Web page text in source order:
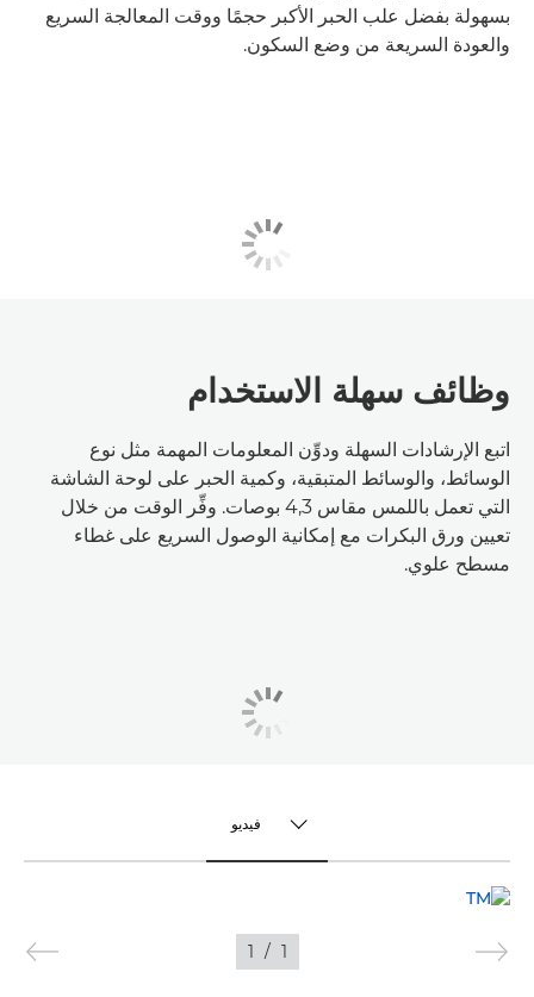
بسهولة بفضل علب الحبر الأكبر حجمًا ووقت المعالجة السريع
والعودة السريعة من وضع السكون.
وظائف سهلة الاستخدام
اتبع الإرشادات السهلة ودوِّن المعلومات المهمة مثل نوع
الوسائط، والوسائط المتبقية، وكمية الحبر على لوحة الشاشة
التي تعمل باللمس مقاس 4,3 بوصات. وفِّر الوقت من خلال
تعيين ورق البكرات مع إمكانية الوصول السريع على غطاء
مسطح علوي.
فيديو
الصور
1
/
1